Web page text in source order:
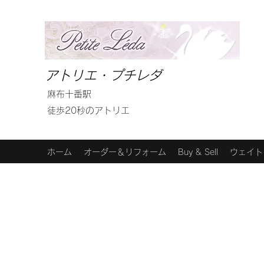
アトリエ・プチレダ
麻布十番駅
徒歩20秒のアトリエ
ホーム オーダー＆リフォーム Buy & Sell ウェイ